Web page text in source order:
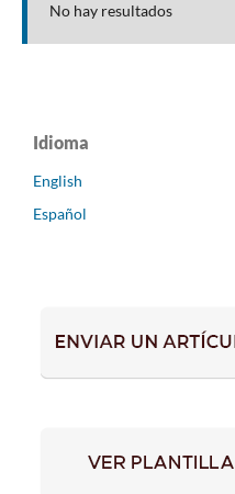
No hay resultados
Idioma
English
Español